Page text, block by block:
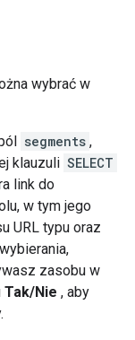
wybrać w
segments ,
klauzuli SELECT
link do
w tym jego
URL typu oraz
zasobu w
Tak/Nie , aby